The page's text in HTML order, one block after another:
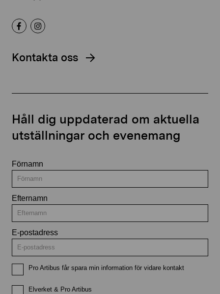
Kontakta oss
Håll dig uppdaterad om aktuella
utställningar och evenemang
Förnamn
Efternamn
E-postadress
Pro Artibus får spara min information för vidare kontakt
Elverket & Pro Artibus